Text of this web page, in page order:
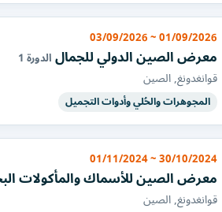
01/09/2026 ~ 03/09/2026
معرض الصين الدولي للجمالالدورة 1
قوانغدونغ, الصين
المجوهرات والحُلي وأدوات التجميل
30/10/2024 ~ 01/11/2024
معرض الصين للأسماك والمأكولات
قوانغدونغ, الصين